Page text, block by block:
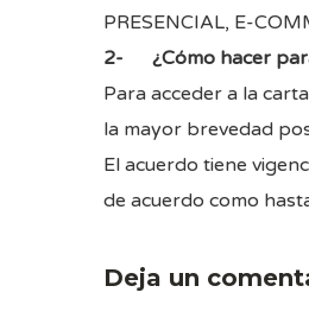
PRESENCIAL, E-
2- ¿Cómo hacer
Para acceder a la
la mayor brevedad
El acuerdo tiene
de acuerdo como
Deja un